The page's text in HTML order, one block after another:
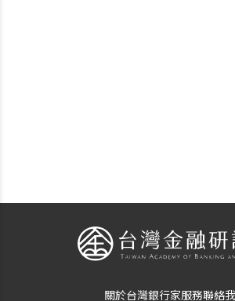
關於台灣銀行家服務聯絡